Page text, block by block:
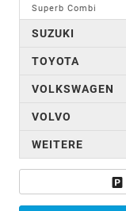
Superb Combi
SUZUKI
TOYOTA
VOLKSWAGEN
VOLVO
WEITERE